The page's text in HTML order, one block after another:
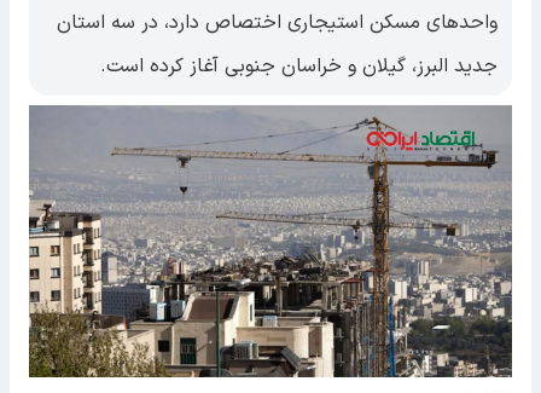
واحد‌های مسکن استیجاری اختصاص دارد، در سه استان
جدید البرز، گیلان و خراسان جنوبی آغاز کرده است.